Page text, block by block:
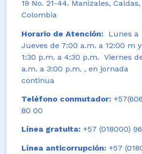
19 No. 21-44. Manizales, Caldas,
Colombia
Horario de Atención:
Lunes a
Jueves de 7:00 a.m. a 12:00 m
1:30 p.m. a 4:30 p.m. Viernes
a.m. a 3:00 p.m. , en jornada
continua
Teléfono conmutador:
80 00
Línea gratuita: +57 (018000)
Línea anticorrupción: +57